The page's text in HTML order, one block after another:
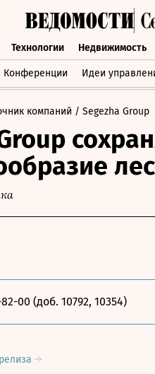
Технологии Недвижимость
Конференции Идеи
Технологии
компаний / Segezha Group
00 (доб. 10792, 10354)